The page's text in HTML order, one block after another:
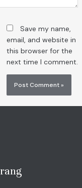
Save my name,
email, and website in
this browser for the
next time I comment.